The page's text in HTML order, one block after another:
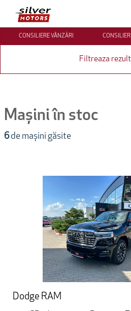
CONSILIERE VÂNZĂRI
Filtreaza
Mașini în stoc
6de mașini găsite
Dodge RAM